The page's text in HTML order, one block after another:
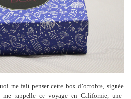
me fait penser cette box d’octobre, signée
me rappelle ce voyage en Californie, une